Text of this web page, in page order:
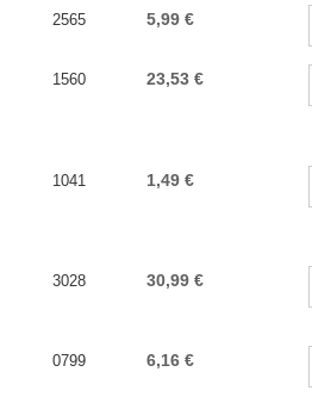
2565 5,99 €
1560 23,53 €
1041 1,49 €
3028 30,99 €
0799 6,16 €